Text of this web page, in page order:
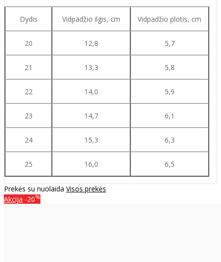
Dydis Vidpadžio ilgis, cm Vidpadžio plotis, cm
20 12,8 5,7
21 13,3 5,8
22 14,0 5,9
23 14,7 6,1
24 15,3 6,3
25 16,0 6,5
Prekės su nuolaida Visos prekės
Akcija -20%